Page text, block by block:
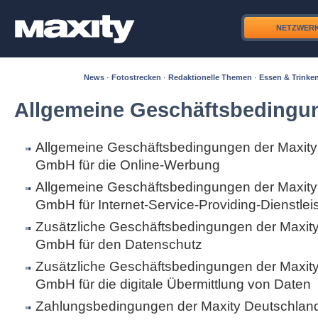
News · Fotostrecken · Redaktionelle Themen · Essen &
Allgemeine
Allgemeine Geschäftsbedingungen der
GmbH für die Online-Werbung
Allgemeine Geschäftsbedingungen der
GmbH für Internet-Service-Providing-
Zusätzliche Geschäftsbedingungen der
GmbH für den Datenschutz
Zusätzliche Geschäftsbedingungen der
GmbH für die digitale Übermittlung von Daten
Zahlungsbedingungen der Maxity